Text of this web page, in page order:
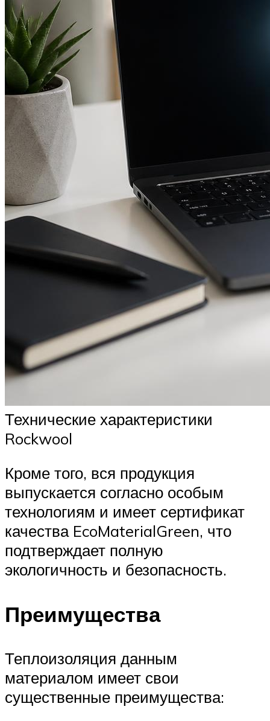
Технические характеристики
Rockwool
Кроме того, вся продукция
выпускается согласно особым
технологиям и имеет сертификат
качества EcoMaterialGreen, что
подтверждает полную
экологичность и безопасность.
Преимущества
Теплоизоляция данным
материалом имеет свои
существенные преимущества: